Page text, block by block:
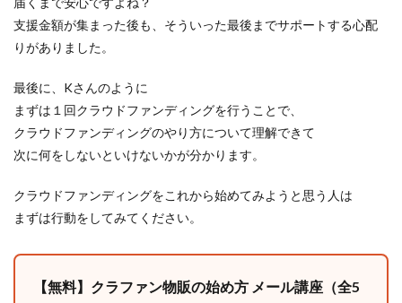
支援金額が集まった後も、そういった最後までサポートする心配
りがありました。
最後に、Kさんのように
まずは１回クラウドファンディングを行うことで、
クラウドファンディングのやり方について理解できて
次に何をしないといけないかが分かります。
クラウドファンディングをこれから始めてみようと思う人は
まずは行動をしてみてください。
【無料】クラファン物販の始め方 メール講座（全5